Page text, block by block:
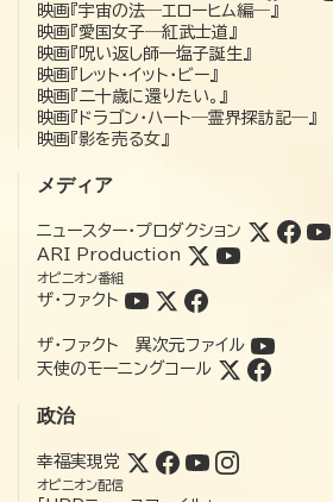
映画『宇宙の法―エローヒム編―』
映画『愛国女子―紅武士道』
映画『呪い返し師—塩子誕生』
映画『レット・イット・ビー』
映画『二十歳に還りたい。』
映画『ドラゴン・ハート―霊界探訪記―』
映画『影を売る女』
メディア
ニュースター・プロダクション
ARI Production
オピニオン番組
ザ・ファクト
ザ・ファクト 異次元ファイル
天使のモーニングコール
政治
幸福実現党
オピニオン配信